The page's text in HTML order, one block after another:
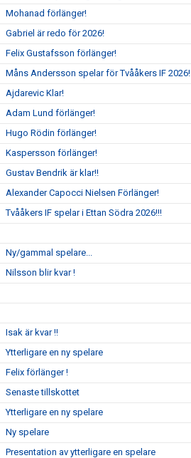
Mohanad förlänger!
Gabriel är redo för 2026!
Felix Gustafsson förlänger!
Måns Andersson spelar för Tvååkers IF 2026!
Ajdarevic Klar!
Adam Lund förlänger!
Hugo Rödin förlänger!
Kaspersson förlänger!
Gustav Bendrik är klar!!
Alexander Capocci Nielsen Förlänger!
Tvååkers IF spelar i Ettan Södra 2026!!!
Ny/gammal spelare...
Nilsson blir kvar !
Isak är kvar !!
Ytterligare en ny spelare
Felix förlänger !
Senaste tillskottet
Ytterligare en ny spelare
Ny spelare
Presentation av ytterligare en spelare